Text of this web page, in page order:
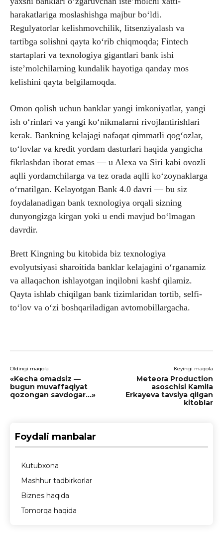
harakatlariga moslashishga majbur boʻldi.
Regulyatorlar kelishmovchilik, litsenziyalash va
tartibga solishni qayta koʻrib chiqmoqda; Fintech
startaplari va texnologiya gigantlari bank ishi
isteʼmolchilarning kundalik hayotiga qanday mos
kelishini qayta belgilamoqda.
Omon qolish uchun banklar yangi imkoniyatlar, yangi
ish oʻrinlari va yangi koʻnikmalarni rivojlantirishlari
kerak. Bankning kelajagi nafaqat qimmatli qogʻozlar,
toʻlovlar va kredit yordam dasturlari haqida yangicha
fikrlashdan iborat emas — u Alexa va Siri kabi ovozli
aqlli yordamchilarga va tez orada aqlli koʻzoynaklarga
oʻrnatilgan. Kelayotgan Bank 4.0 davri — bu siz
foydalanadigan bank texnologiya orqali sizning
dunyongizga kirgan yoki u endi mavjud boʻlmagan
davrdir.
Brett Kingning bu kitobida biz texnologiya
evolyutsiyasi sharoitida banklar kelajagini oʻrganamiz
va allaqachon ishlayotgan inqilobni kashf qilamiz.
Qayta ishlab chiqilgan bank tizimlaridan tortib, selfi-
toʻlov va oʻzi boshqariladigan avtomobillargacha.
Oldingi maqola
«Kecha omadsiz —
bugun muvaffaqiyat
qozongan savdogar…»
Keyingi maqola
Meteora Production
asoschisi Kamila
Erkayeva tavsiya qilgan
kitoblar
Foydali manbalar
Kutubxona
Mashhur tadbirkorlar
Biznes haqida
Tomorqa haqida